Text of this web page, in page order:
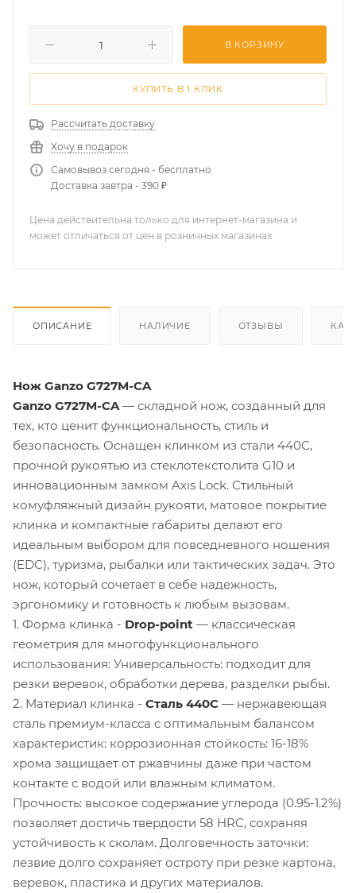
В КОРЗИНУ
КУПИТЬ В 1 КЛИК
Рассчитать доставку
Хочу в подарок
Самовывоз сегодня - бесплатно
Доставка завтра - 390 ₽
Цена действительна только для интернет-магазина и
может отличаться от цен в розничных магазинах
ОПИСАНИЕ НАЛИЧИЕ ОТЗЫВЫ КАК
Нож Ganzo G727M-CA
Ganzo G727M-CA— складной нож, созданный для
тех, кто ценит функциональность, стиль и
безопасность. Оснащен клинком из стали 440С,
прочной рукоятью из стеклотекстолита G10 и
инновационным замком Axis Lock. Стильный
комуфляжный дизайн рукояти, матовое покрытие
клинка и компактные габариты делают его
идеальным выбором для повседневного ношения
(EDC), туризма, рыбалки или тактических задач. Это
нож, который сочетает в себе надежность,
эргономику и готовность к любым вызовам.
1. Форма клинка - Drop-point — классическая
геометрия для многофункционального
использования: Универсальность: подходит для
резки веревок, обработки дерева, разделки рыбы.
2. Материал клинка - Сталь 440С — нержавеющая
сталь премиум-класса с оптимальным балансом
характеристик: коррозионная стойкость: 16-18%
хрома защищает от ржавчины даже при частом
контакте с водой или влажным климатом.
Прочность: высокое содержание углерода (0.95-1.2%)
позволяет достичь твердости 58 HRC, сохраняя
устойчивость к сколам. Долговечность заточки:
лезвие долго сохраняет остроту при резке картона,
веревок, пластика и других материалов.